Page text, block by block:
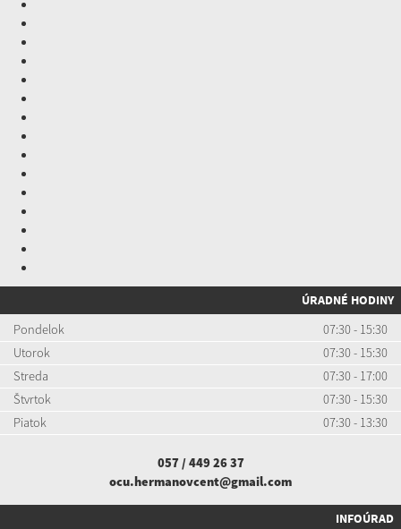
ÚRADNÉ HODINY
Pondelok
07:30 - 15:30
Utorok
07:30 - 15:30
Streda
07:30 - 17:00
Štvrtok
07:30 - 15:30
Piatok
07:30 - 13:30
057 / 449 26 37
ocu.hermanovcent@gmail.com
INFOÚRAD